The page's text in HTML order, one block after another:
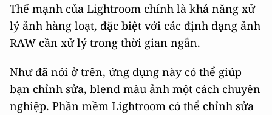
Thế mạnh của Lightroom chính là khả năng xử
lý ảnh hàng loạt, đặc biệt với các định dạng ảnh
RAW cần xử lý trong thời gian ngắn.
Như đã nói ở trên, ứng dụng này có thể giúp
bạn chỉnh sửa, blend màu ảnh một cách chuyên
nghiệp. Phần mềm Lightroom có thể chỉnh sửa